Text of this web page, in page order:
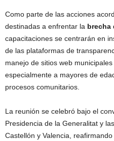
Como parte de las acciones
destinadas a enfrentar la brecha
capacitaciones se centrarán en
de las plataformas de
manejo de sitios web
especialmente a mayores de
procesos comunitarios.
La reunión se celebró bajo el
Presidencia de la Generalitat y
Castellón y Valencia,